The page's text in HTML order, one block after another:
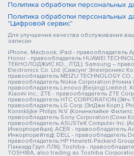
Политика обработки персональных
Политика обработки персональных
"Цифровой сервис"
Для улучшения качества обслуживания
записан
iPhone, Macbook, iPad - правообладатель
Honor - правообладатель HUAWEI
ТЕКНОЛОДЖИС КО., ЛТД.); Samsung –
Electronics Co. Ltd. (Самсунг Электроникс
правообладатель MEIZU TECHNOLOGY
правообладатель Nokia Corporation
правообладатель Lenovo (Beijing) Limited;
Xiaomi Inc.; ZTE - правообладатель ZTE
правообладатель HTC CORPORATION
правообладатель LG Corp. (ЭлДжи Корп.);
Koninklijke Philips N.V. (Конинклийке
правообладатель Sony Corporation (Сони
правообладатель ASUSTeK Computer Inc.
Инкорпорейшн); ACER - правообладатель
Инкорпорейтед); DELL - правообладатель
правообладатель HP Hewlett-Packard
Паккард Груп ЛЛК); Toshiba -
TOSHIBA, also trading as Toshiba